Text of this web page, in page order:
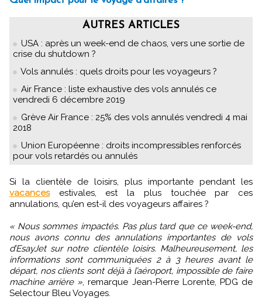
AUTRES ARTICLES
USA : après un week-end de chaos, vers une sortie de
crise du shutdown ?
Vols annulés : quels droits pour les voyageurs ?
Air France : liste exhaustive des vols annulés ce
vendredi 6 décembre 2019
Grève Air France : 25% des vols annulés vendredi 4 mai
2018
Union Européenne : droits incompressibles renforcés
pour vols retardés ou annulés
Si la clientèle de loisirs, plus importante pendant les
vacancesestivales, est la plus touchée par ces
annulations, qu’en est-il des voyageurs affaires ?
« Nous sommes impactés. Pas plus tard que ce week-end,
nous avons connu des annulations importantes de vols
d’EsayJet sur notre clientèle loisirs. Malheureusement, les
informations sont communiquées 2 à 3 heures avant le
départ, nos clients sont déjà à l’aéroport, impossible de faire
machine arrière », remarque Jean-Pierre Lorente, PDG de
Selectour Bleu Voyages.